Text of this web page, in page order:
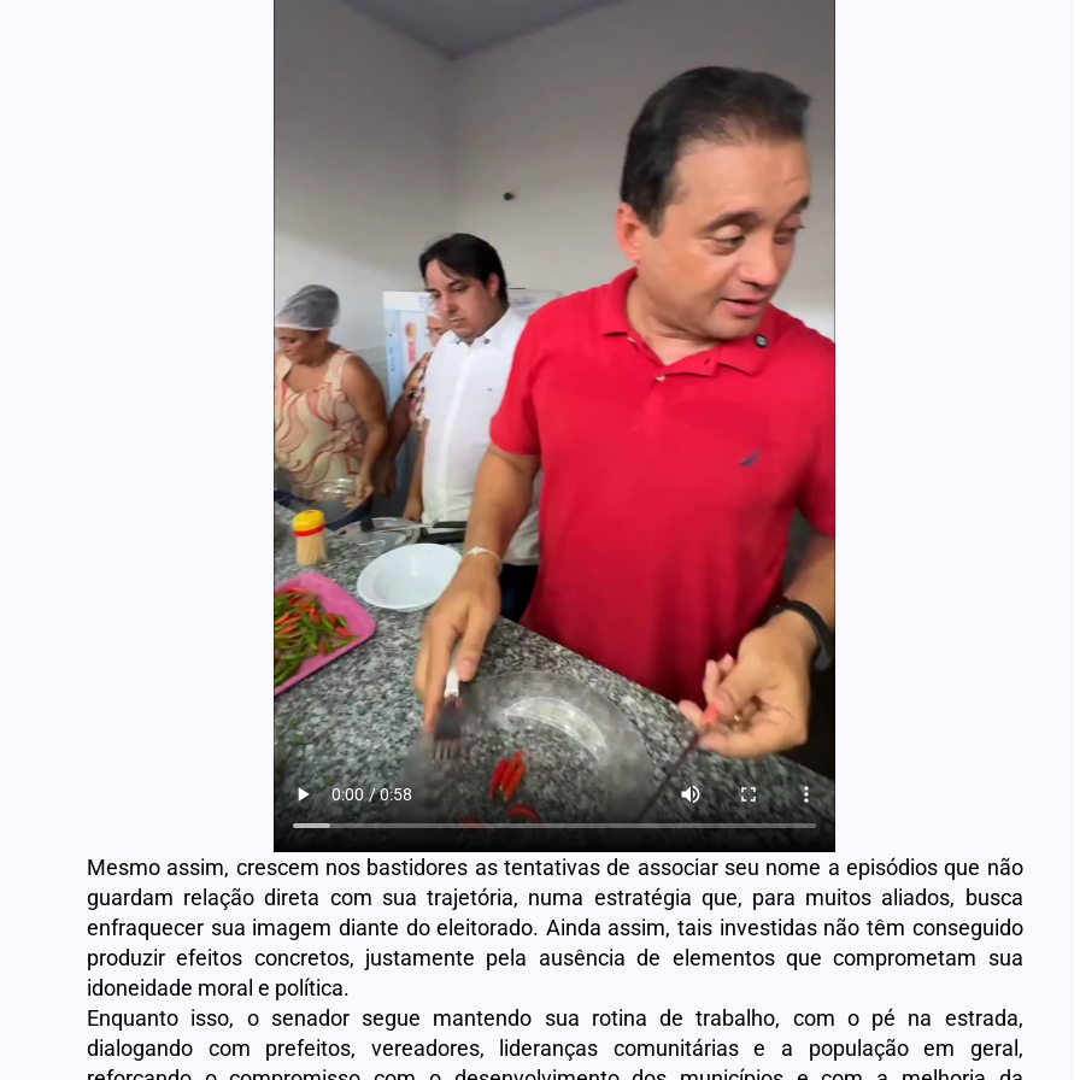
Mesmo assim, crescem nos bastidores as tentativas de associar seu nome a episódios que não
guardam relação direta com sua trajetória, numa estratégia que, para muitos aliados, busca
enfraquecer sua imagem diante do eleitorado. Ainda assim, tais investidas não têm conseguido
produzir efeitos concretos, justamente pela ausência de elementos que comprometam sua
idoneidade moral e política.
Enquanto isso, o senador segue mantendo sua rotina de trabalho, com o pé na estrada,
dialogando com prefeitos, vereadores, lideranças comunitárias e a população em geral,